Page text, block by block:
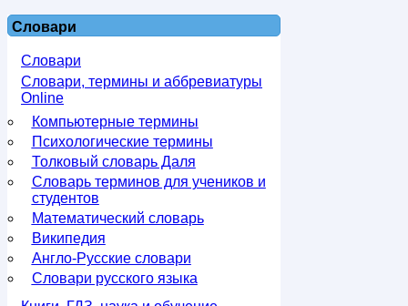
Словари
Словари
Словари, термины и аббревиатуры
Online
Компьютерные термины
Психологические термины
Толковый словарь Даля
Словарь терминов для учеников и
студентов
Математический словарь
Википедия
Англо-Русские словари
Словари русского языка